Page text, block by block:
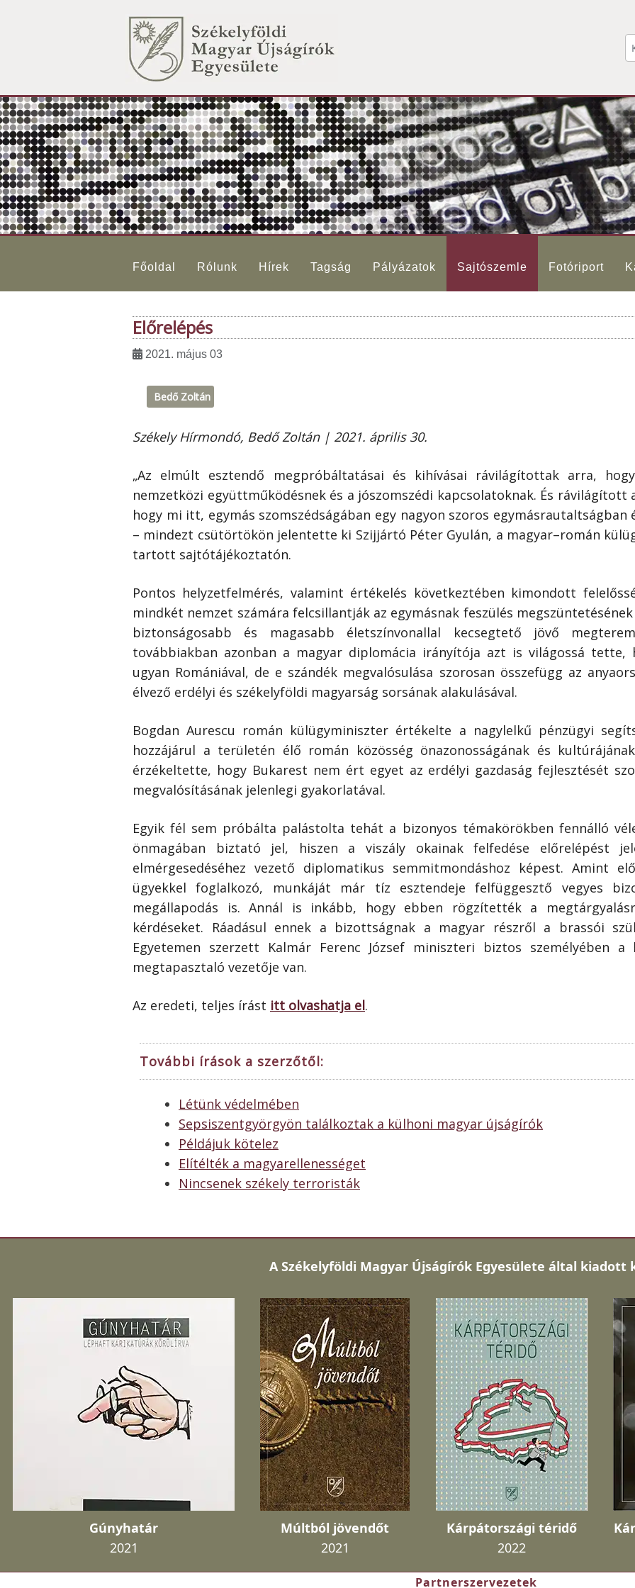
Főoldal Rólunk Hírek Tagság Pályázatok Sajtószemle Fotóriport
Előrelépés
2021. május 03
Bedő Zoltán
Székely Hírmondó, Bedő Zoltán | 2021. április 30.
„Az elmúlt esztendő megpróbáltatásai és kihívásai rávilágítottak arra,
nemzetközi együttműködésnek és a jószomszédi kapcsolatoknak. És rávilágított
hogy mi itt, egymás szomszédságában egy nagyon szoros egymásrautaltságban
– mindezt csütörtökön jelentette ki Szijjártó Péter Gyulán, a magyar–román
tartott sajtótájékoztatón.
Pontos helyzetfelmérés, valamint értékelés következtében kimondott
mindkét nemzet számára felcsillantják az egymásnak feszülés
biztonságosabb és magasabb életszínvonallal kecsegtető jövő
továbbiakban azonban a magyar diplomácia irányítója azt is világossá tette,
ugyan Romániával, de e szándék megvalósulása szorosan összefügg az
élvező erdélyi és székelyföldi magyarság sorsának alakulásával.
Bogdan Aurescu román külügyminiszter értékelte a nagylelkű pénzügyi
hozzájárul a területén élő román közösség önazonosságának és
érzékeltette, hogy Bukarest nem ért egyet az erdélyi gazdaság fejlesztését
megvalósításának jelenlegi gyakorlatával.
Egyik fél sem próbálta palástolta tehát a bizonyos témakörökben fennálló
önmagában biztató jel, hiszen a viszály okainak felfedése előrelépést
elmérgesedéséhez vezető diplomatikus semmitmondáshoz képest. Amint
ügyekkel foglalkozó, munkáját már tíz esztendeje felfüggesztő vegyes
megállapodás is. Annál is inkább, hogy ebben rögzítették a
kérdéseket. Ráadásul ennek a bizottságnak a magyar részről a brassói
Egyetemen szerzett Kalmár Ferenc József miniszteri biztos személyében
megtapasztaló vezetője van.
Az eredeti, teljes írást itt olvashatja el.
További írások a szerzőtől:
Létünk védelmében
Sepsiszentgyörgyön találkoztak a külhoni magyar újságírók
Példájuk kötelez
Elítélték a magyarellenességet
Nincsenek székely terroristák
A Székelyföldi Magyar Újságírók Egyesülete által kiadott
Gúnyhatár
2021
Múltból jövendőt
2021
Kárpátországi téridő
2022
Partnerszervezetek